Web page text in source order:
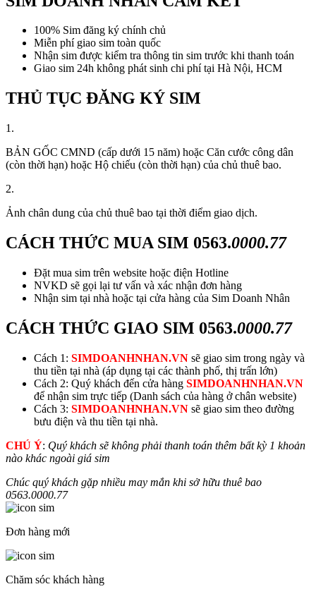
100% Sim đăng ký chính chủ
Miễn phí giao sim toàn quốc
Nhận sim được kiểm tra thông tin sim trước khi thanh toán
Giao sim 24h không phát sinh chi phí tại Hà Nội, HCM
THỦ TỤC ĐĂNG KÝ SIM
1.
BẢN GỐC CMND (cấp dưới 15 năm) hoặc Căn cước công dân
(còn thời hạn) hoặc Hộ chiếu (còn thời hạn) của chủ thuê bao.
2.
Ảnh chân dung của chủ thuê bao tại thời điểm giao dịch.
CÁCH THỨC MUA SIM 0563.0000.77
Đặt mua sim trên website hoặc điện Hotline
NVKD sẽ gọi lại tư vấn và xác nhận đơn hàng
Nhận sim tại nhà hoặc tại cửa hàng của Sim Doanh Nhân
CÁCH THỨC GIAO SIM 0563.0000.77
Cách 1: SIMDOANHNHAN.VN sẽ giao sim trong ngày và
thu tiền tại nhà (áp dụng tại các thành phố, thị trấn lớn)
Cách 2: Quý khách đến cửa hàng SIMDOANHNHAN.VN
để nhận sim trực tiếp (Danh sách của hàng ở chân website)
Cách 3: SIMDOANHNHAN.VN sẽ giao sim theo đường
bưu điện và thu tiền tại nhà.
CHÚ Ý: Quý khách sẽ không phải thanh toán thêm bất kỳ 1 khoản
nào khác ngoài giá sim
Chúc quý khách gặp nhiều may mắn khi sở hữu thuê bao
0563.0000.77
Đơn hàng mới
Chăm sóc khách hàng